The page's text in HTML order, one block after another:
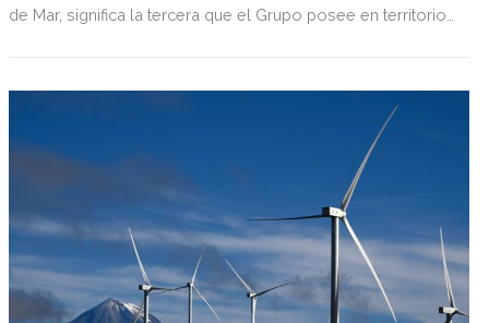
de Mar, significa la tercera que el Grupo posee en territorio